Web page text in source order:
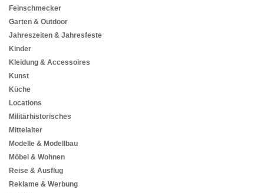
Feinschmecker
Garten & Outdoor
Jahreszeiten & Jahresfeste
Kinder
Kleidung & Accessoires
Kunst
Küche
Locations
Militärhistorisches
Mittelalter
Modelle & Modellbau
Möbel & Wohnen
Reise & Ausflug
Reklame & Werbung